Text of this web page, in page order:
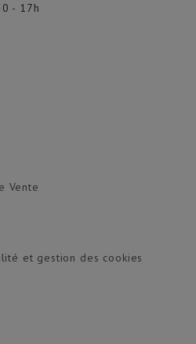
- 17h
Vente
et gestion des cookies